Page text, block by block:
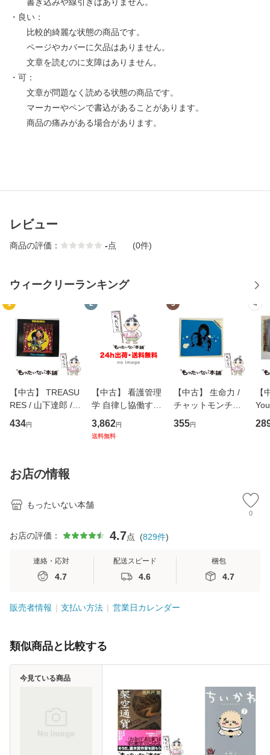
・良い：
比較的綺麗な状態の商品です。
ページやカバーに欠品はありません。
文章を読むのに支障はありません。
・可：
文章が問題なく読める状態の商品です。
マーカーやペンで書込があることがあります。
商品の痛みがある場合があります。
レビュー
商品の評価： -点 (0件)
ウィークリーランキング
1
【中古】 TREASU
RES / 山下達郎 /
イーストウエス
ト・ジャパン [CD]
434円
2
【中古】 看護管理
学 自律し協働する
専門職の看護マネ
ジメントスキル 改
3,862円
送料無料
3
【中古】 生命力 /
チャットモンチー /
キューンレコード
[CD]【メール便送
355円
4
【
のが
お店の情報
もったいない本舗
0
お店の評価： 4.7点 (829件)
連絡・応対
4.7
配送スピード
4.6
梱包
4.7
販売者情報 支払い方法 営業日カレンダー
類似商品と比較する
今見ている商品